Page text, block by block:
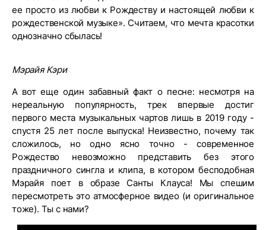
ее просто из любви к Рождеству и настоящей любви к
рождественской музыке». Считаем, что мечта красотки
однозначно сбылась!
Мэрайя Кэри
А вот еще один забавный факт о песне: несмотря на
нереальную популярность, трек впервые достиг
первого места музыкальных чартов лишь в 2019 году -
спустя 25 лет после выпуска! Неизвестно, почему так
сложилось, но одно ясно точно - современное
Рождество невозможно представить без этого
праздничного сингла и клипа, в котором бесподобная
Мэрайя поет в образе Санты Клауса! Мы спешим
пересмотреть это атмосферное видео (и оригинальное
тоже). Ты с нами?